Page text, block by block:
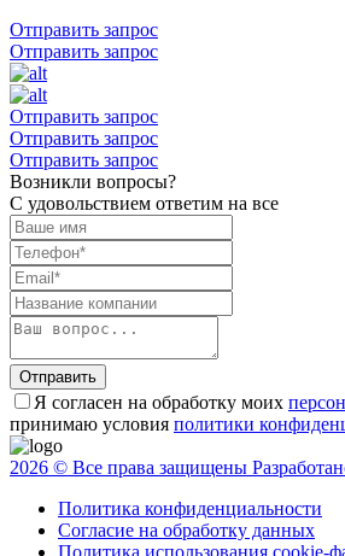
Отправить запрос
Отправить запрос
Отправить запрос
Отправить запрос
Отправить запрос
Возникли вопросы?
С удовольствием ответим на все
Отправить
Я согласен на обработку моих
принимаю условия политики
2026 © Все права защищены
Политика конфиденциальности
Согласие на обработку данных
Политика использования cookie-